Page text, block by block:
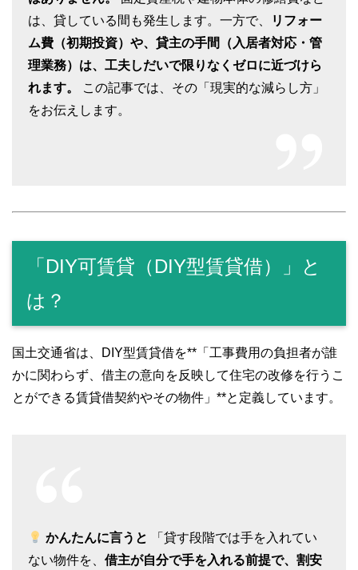
は、貸している間も発生します。一方で、
リフォー
ム費（初期投資）や、貸主の手間（入居者対応・管
理業務）は、工夫しだいで限りなくゼロに近づけら
れます。
この記事では、その「現実的な減らし方」
をお伝えします。
「DIY可賃貸（DIY型賃貸借）」と
は？
国土交通省は、DIY型賃貸借を**「工事費用の負担者が誰
かに関わらず、借主の意向を反映して住宅の改修を行うこ
とができる賃貸借契約やその物件」**と定義しています。
かんたんに言うと
「貸す段階では手を入れてい
ない物件を、 借主が自分で手を入れる前提で、割安